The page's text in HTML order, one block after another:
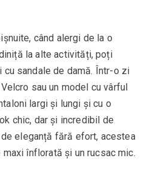
când alergi de la o
la alte activități, poți
sandale de damă. Într-o zi
sau un model cu vârful
largi și lungi și cu o
chic, dar și incredibil de
eleganță fără efort, acestea
înflorată și un rucsac mic.